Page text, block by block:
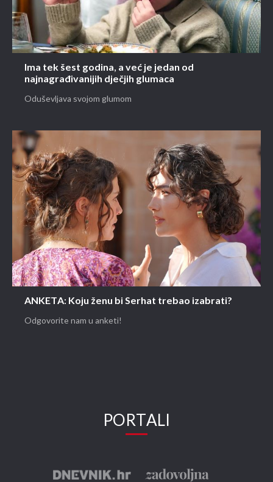
Ima tek šest godina, a već je jedan od
najnagrađivanijih dječjih glumaca
Oduševljava svojom glumom
ANKETA: Koju ženu bi Serhat trebao izabrati?
Odgovorite nam u anketi!
PORTALI